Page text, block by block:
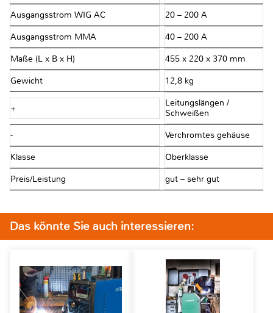
Ausgangsstrom WIG AC 20 – 200 A
Ausgangsstrom MMA 40 – 200 A
Maße (L x B x H) 455 x 220 x 370 mm
Gewicht 12,8 kg
+
Leitungslängen /
Schweißen
- Verchromtes gehäuse
Klasse Oberklasse
Preis/Leistung gut – sehr gut
Das könnte Sie auch interessieren: